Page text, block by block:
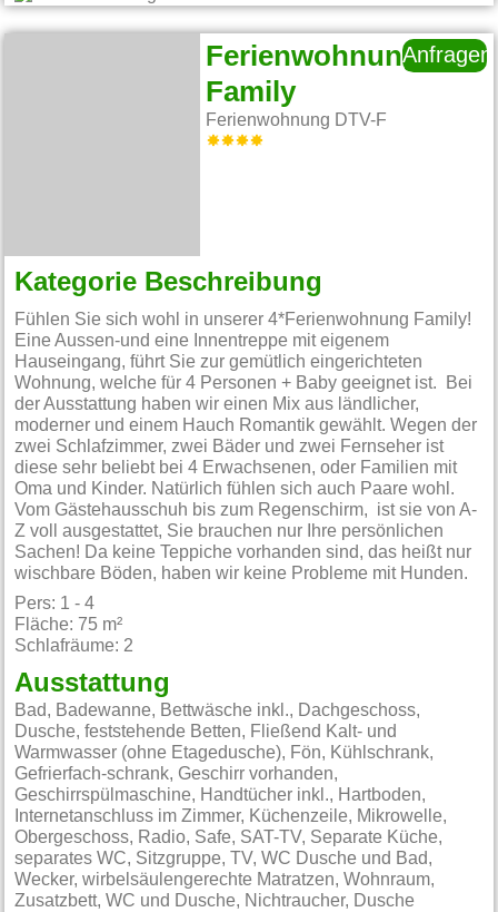
Ferienwohnung
Family
Ferienwohnung DTV-F
Anfragen
Kategorie Beschreibung
Fühlen Sie sich wohl in unserer 4*Ferienwohnung Family!
Eine Aussen-und eine Innentreppe mit eigenem
Hauseingang, führt Sie zur gemütlich eingerichteten
Wohnung, welche für 4 Personen + Baby geeignet ist. Bei
der Ausstattung haben wir einen Mix aus ländlicher,
moderner und einem Hauch Romantik gewählt. Wegen der
zwei Schlafzimmer, zwei Bäder und zwei Fernseher ist
diese sehr beliebt bei 4 Erwachsenen, oder Familien mit
Oma und Kinder. Natürlich fühlen sich auch Paare wohl.
Vom Gästehausschuh bis zum Regenschirm, ist sie von A-
Z voll ausgestattet, Sie brauchen nur Ihre persönlichen
Sachen! Da keine Teppiche vorhanden sind, das heißt nur
wischbare Böden, haben wir keine Probleme mit Hunden.
Pers: 1 - 4
Fläche: 75 m²
Schlafräume: 2
Ausstattung
Bad, Badewanne, Bettwäsche inkl., Dachgeschoss,
Dusche, feststehende Betten, Fließend Kalt- und
Warmwasser (ohne Etagedusche), Fön, Kühlschrank,
Gefrierfach-schrank, Geschirr vorhanden,
Geschirrspülmaschine, Handtücher inkl., Hartboden,
Internetanschluss im Zimmer, Küchenzeile, Mikrowelle,
Obergeschoss, Radio, Safe, SAT-TV, Separate Küche,
separates WC, Sitzgruppe, TV, WC Dusche und Bad,
Wecker, wirbelsäulengerechte Matratzen, Wohnraum,
Zusatzbett, WC und Dusche, Nichtraucher, Dusche